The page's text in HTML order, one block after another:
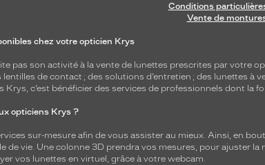
Conditions
Vente de
chez votre opticien Krys
pas son activité à la vente de lunettes prescrites par votre
lentilles de contact ; des solutions d’entretien ; des lunettes à
Krys, c’est bénéficier des services de professionnels dont
opticiens Krys ?
sur-mesure afin de vous assister au mieux. Ainsi, en
de vie. Une colonne 3D prendra vos mesures, pour ajuster
vos lunettes en virtuel, grâce à votre webcam.